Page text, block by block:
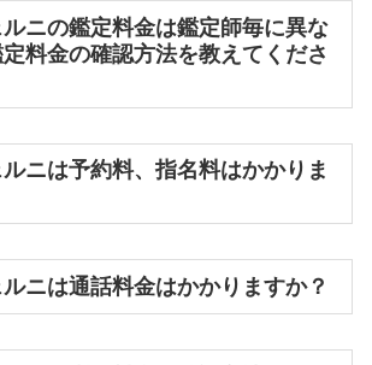
ニの鑑定料金は鑑定師毎に異な
料金の確認方法を教えてくださ
ニは予約料、指名料はかかりま
ニは通話料金はかかりますか？